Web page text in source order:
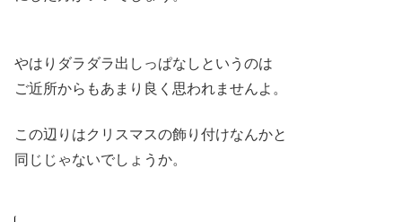
やはりダラダラ出しっぱなしというのは
ご近所からもあまり良く思われませんよ。
この辺りはクリスマスの飾り付けなんかと
同じじゃないでしょうか。